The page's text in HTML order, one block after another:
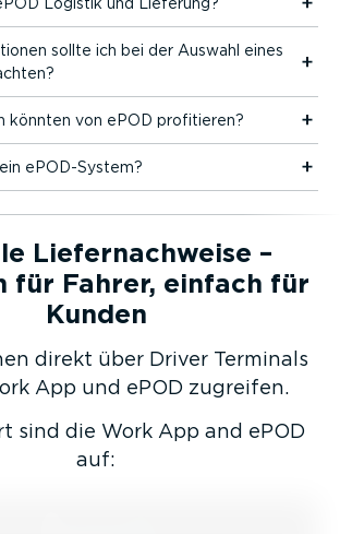
sollte ich bei der Auswahl eines
könnten von ePOD profitieren?
ePOD-System?
Liefer­nach­weise –
für Fahrer, einfach für
Kunden
direkt über Driver Terminals
App und ePOD zugreifen.
sind die Work App and ePOD
auf: